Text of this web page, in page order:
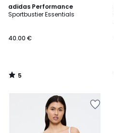
adidas Performance
Sportbustier Essentials
40.00 €
5
/
5
/